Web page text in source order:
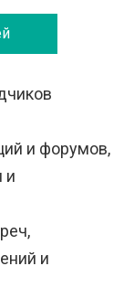
и форумов,
и
и